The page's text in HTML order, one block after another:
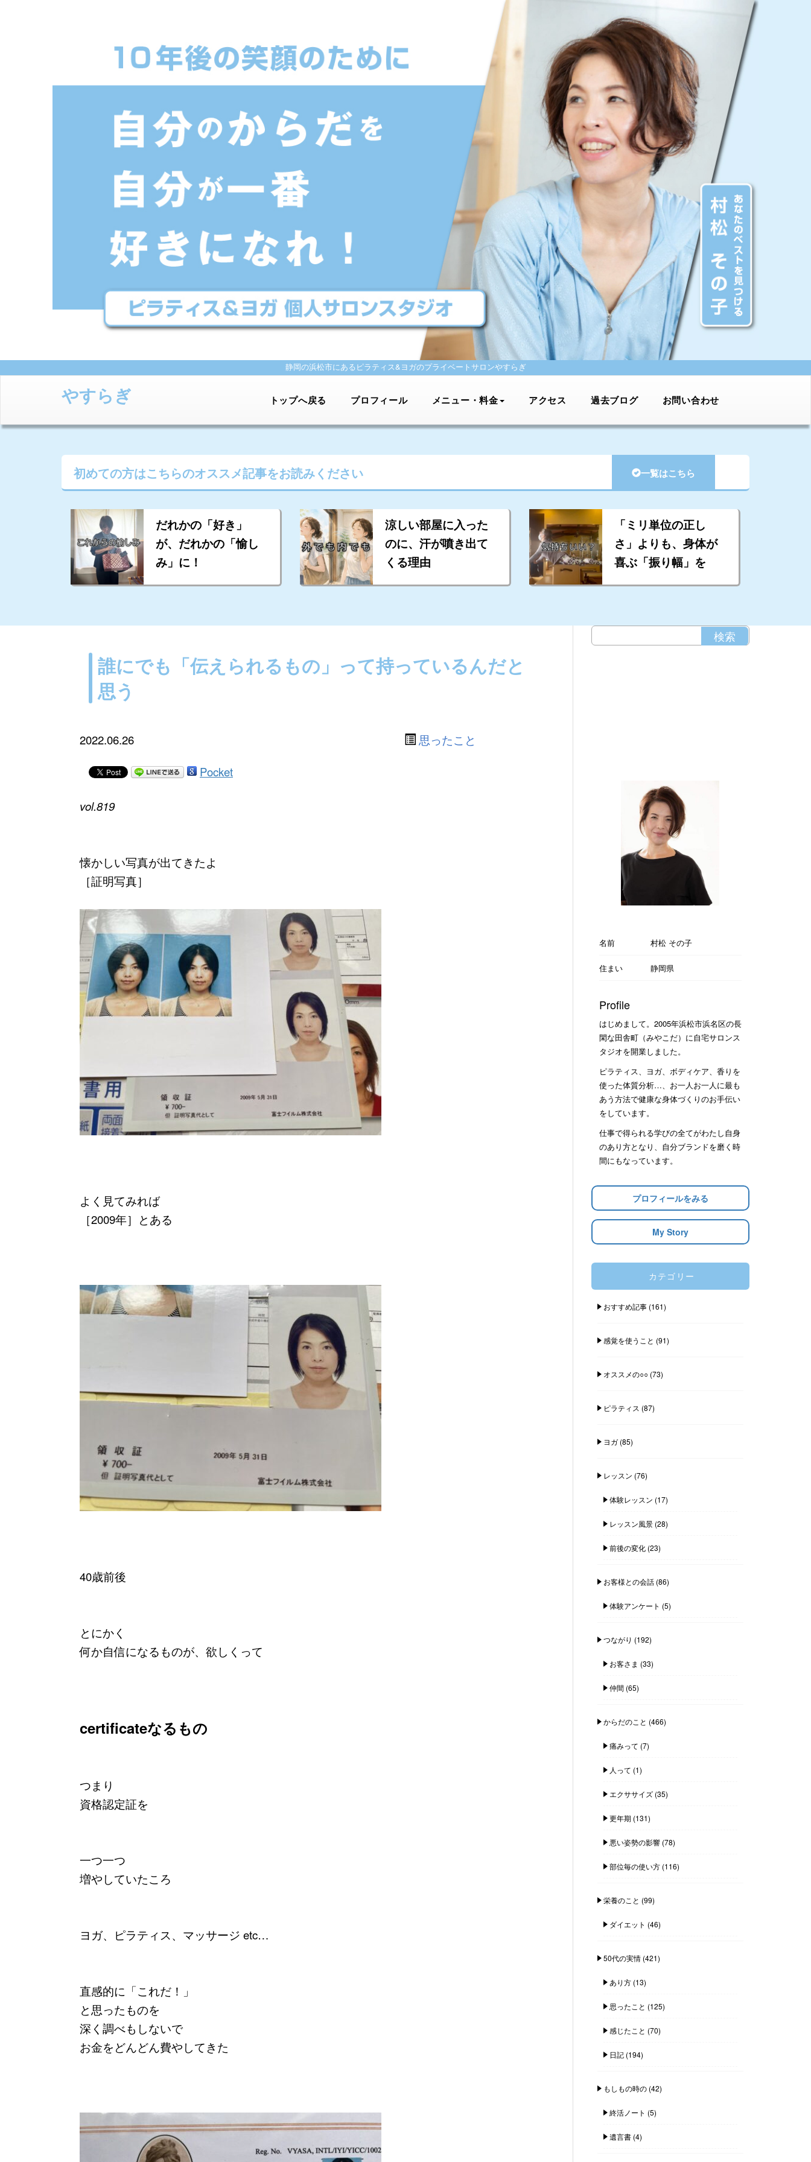
静岡の浜松市にあるピラティス&ヨガのプライベートサロンやすらぎ
やすらぎ トップへ戻る プロフィール メニュー・料金 アクセス 過去ブログ お問い合わせ
初めての方はこちらのオススメ記事をお読みください 一覧はこちら
だれかの「好き」
が、だれかの「愉し
み」に！
涼しい部屋に入った
のに、汗が噴き出て
くる理由
「ミリ単位の正し
さ」よりも、身体が
喜ぶ「振り幅」を
誰にでも「伝えられるもの」って持っているんだと
思う
2022.06.26 思ったこと
Pocket
vol.819
懐かしい写真が出てきたよ
［証明写真］
よく見てみれば
［2009年］とある
40歳前後
とにかく
何か自信になるものが、欲しくって
certificateなるもの
つまり
資格認定証を
一つ一つ
増やしていたころ
ヨガ、ピラティス、マッサージ etc…
直感的に「これだ！」
と思ったものを
深く調べもしないで
お金をどんどん費やしてきた
名前 村松 その子
住まい 静岡県
Profile
はじめまして。2005年浜松市浜名区の長
閑な田舎町（みやこだ）に自宅サロンス
タジオを開業しました。
ピラティス、ヨガ、ボディケア、香りを
使った体質分析…、お一人お一人に最も
あう方法で健康な身体づくりのお手伝い
をしています。
仕事で得られる学びの全てがわたし自身
のあり方となり、自分ブランドを磨く時
間にもなっています。
プロフィールをみる
My Story
カテゴリー
おすすめ記事(161)
感覚を使うこと (91)
オススメの○○(73)
ピラティス (87)
ヨガ(85)
レッスン (76)
体験レッスン (17)
レッスン風景(28)
前後の変化(23)
お客様との会話(86)
体験アンケート (5)
つながり (192)
お客さま (33)
仲間 (65)
からだのこと (466)
痛みって (7)
人って (1)
エクササイズ(35)
更年期 (131)
悪い姿勢の影響(78)
部位毎の使い方(116)
栄養のこと (99)
ダイエット (46)
50代の実情(421)
あり方(13)
思ったこと (125)
感じたこと (70)
日記(194)
もしもの時の(42)
終活ノート (5)
遺言書(4)